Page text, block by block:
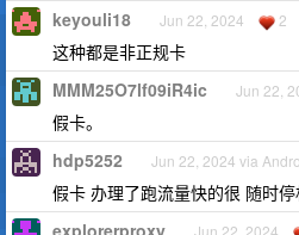
keyouli18 Jun 22, 2024 2
这种都是非正规卡
MMM25O7lf09iR4ic Jun 22,
假卡。
hdp5252 Jun 22, 2024 via
假卡 办理了跑流量快的很 随时
explorerproxy Jun 22, 2024